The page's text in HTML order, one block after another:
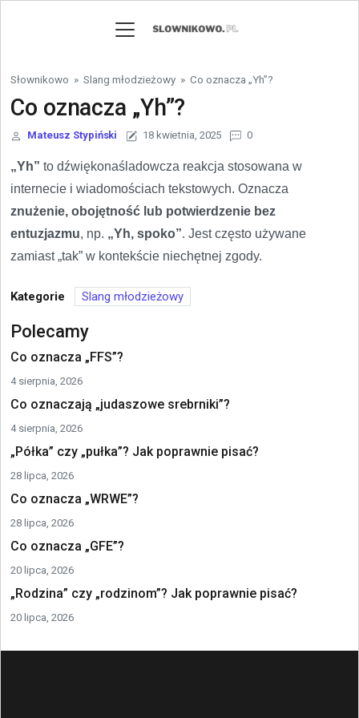
Słownikowo » Slang młodzieżowy » Co oznacza „Yh”?
Co oznacza „Yh”?
Mateusz Stypiński 18 kwietnia, 2025 0
„Yh” to dźwiękonaśladowcza reakcja stosowana w
internecie i wiadomościach tekstowych. Oznacza
znużenie, obojętność lub potwierdzenie bez
entuzjazmu, np. „Yh, spoko”. Jest często używane
zamiast „tak” w kontekście niechętnej zgody.
Kategorie Slang młodzieżowy
Polecamy
Co oznacza „FFS”?
4 sierpnia, 2026
Co oznaczają „judaszowe srebrniki”?
4 sierpnia, 2026
„Półka” czy „pułka”? Jak poprawnie pisać?
28 lipca, 2026
Co oznacza „WRWE”?
28 lipca, 2026
Co oznacza „GFE”?
20 lipca, 2026
„Rodzina” czy „rodzinom”? Jak poprawnie pisać?
20 lipca, 2026